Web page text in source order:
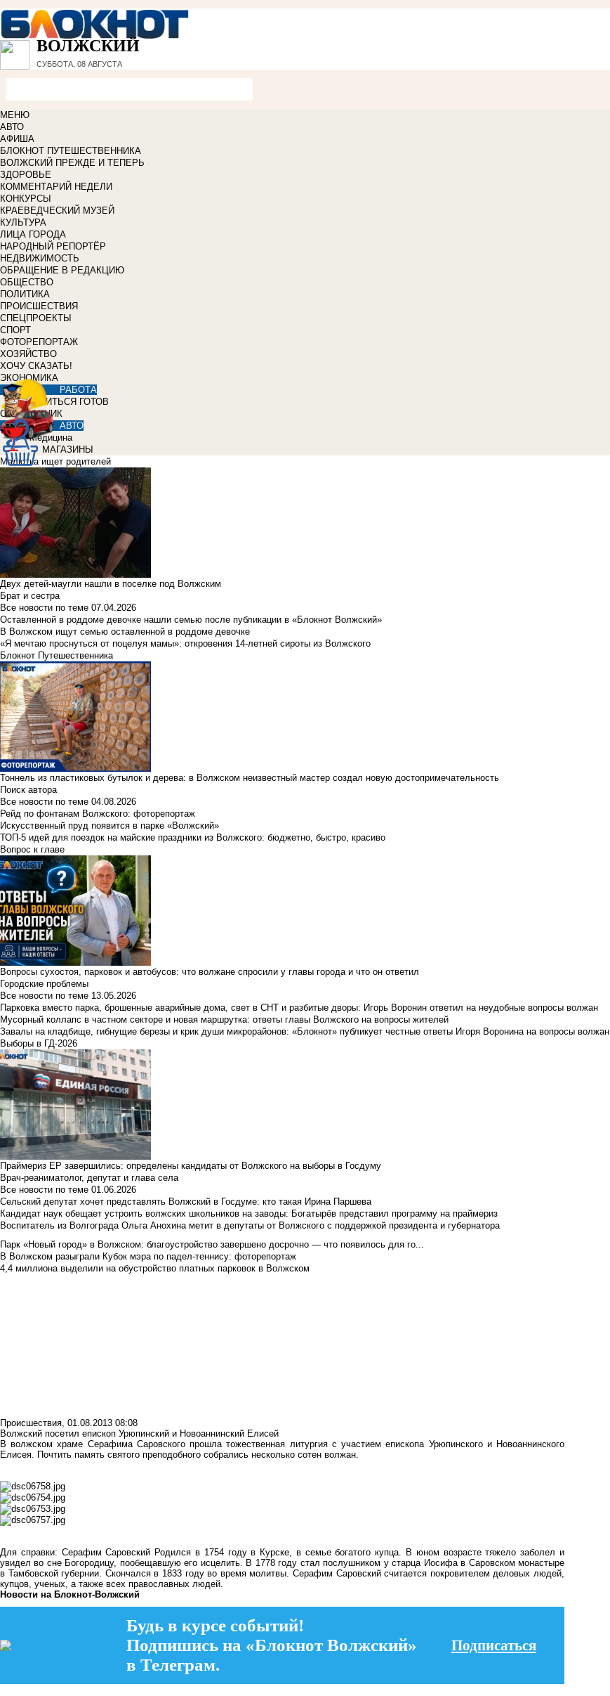
ВОЛЖСКИЙ
СУББОТА, 08 АВГУСТА
МЕНЮ
АВТО
АФИША
БЛОКНОТ ПУТЕШЕСТВЕННИКА
ВОЛЖСКИЙ ПРЕЖДЕ И ТЕПЕРЬ
ЗДОРОВЬЕ
КОММЕНТАРИЙ НЕДЕЛИ
КОНКУРСЫ
КРАЕВЕДЧЕСКИЙ МУЗЕЙ
КУЛЬТУРА
ЛИЦА ГОРОДА
НАРОДНЫЙ РЕПОРТЁР
НЕДВИЖИМОСТЬ
ОБРАЩЕНИЕ В РЕДАКЦИЮ
ОБЩЕСТВО
ПОЛИТИКА
ПРОИСШЕСТВИЯ
СПЕЦПРОЕКТЫ
СПОРТ
ФОТОРЕПОРТАЖ
ХОЗЯЙСТВО
ХОЧУ СКАЗАТЬ!
ЭКОНОМИКА
РАБОТА
УЧИТЬСЯ ГОТОВ
СПРАВОЧНИК
АВТО
Медицина
МАГАЗИНЫ
Малютка ищет родителей
Двух детей-маугли нашли в поселке под Волжским
Брат и сестра
Все новости по теме 07.04.2026
Оставленной в роддоме девочке нашли семью после публикации в «Блокнот Волжский»
В Волжском ищут семью оставленной в роддоме девочке
«Я мечтаю проснуться от поцелуя мамы»: откровения 14-летней сироты из Волжского
Блокнот Путешественника
Тоннель из пластиковых бутылок и дерева: в Волжском неизвестный мастер создал новую достопримечательность
Поиск автора
Все новости по теме 04.08.2026
Рейд по фонтанам Волжского: фоторепортаж
Искусственный пруд появится в парке «Волжский»
ТОП-5 идей для поездок на майские праздники из Волжского: бюджетно, быстро, красиво
Вопрос к главе
Вопросы сухостоя, парковок и автобусов: что волжане спросили у главы города и что он ответил
Городские проблемы
Все новости по теме 13.05.2026
Парковка вместо парка, брошенные аварийные дома, свет в СНТ и разбитые дворы: Игорь Воронин ответил на неудобные вопросы волжан
Мусорный коллапс в частном секторе и новая маршрутка: ответы главы Волжского на вопросы жителей
Завалы на кладбище, гибнущие березы и крик души микрорайонов: «Блокнот» публикует честные ответы Игоря Воронина на вопросы волжан
Выборы в ГД-2026
Праймериз ЕР завершились: определены кандидаты от Волжского на выборы в Госдуму
Врач-реаниматолог, депутат и глава села
Все новости по теме 01.06.2026
Сельский депутат хочет представлять Волжский в Госдуме: кто такая Ирина Паршева
Кандидат наук обещает устроить волжских школьников на заводы: Богатырёв представил программу на праймериз
Воспитатель из Волгограда Ольга Анохина метит в депутаты от Волжского с поддержкой президента и губернатора
Парк «Новый город» в Волжском: благоустройство завершено досрочно — что появилось для го...
В Волжском разыграли Кубок мэра по падел-теннису: фоторепортаж
4,4 миллиона выделили на обустройство платных парковок в Волжском
Происшествия, 01.08.2013 08:08
Волжский посетил епископ Урюпинский и Новоаннинский Елисей
В волжском храме Серафима Саровского прошла тожественная литургия с участием епископа Урюпинского и Новоаннинского
Елисея. Почтить память святого преподобного собрались несколько сотен волжан.
Для справки: Серафим Саровский Родился в 1754 году в Курске, в семье богатого купца. В юном возрасте тяжело заболел и
увидел во сне Богородицу, пообещавшую его исцелить. В 1778 году стал послушником у старца Иосифа в Саровском монастыре
в Тамбовской губернии. Скончался в 1833 году во время молитвы. Серафим Саровский считается покровителем деловых людей,
купцов, ученых, а также всех православных людей.
Новости на Блoкнoт-Волжский
Будь в курсе событий!
Подпишись на «Блокнот Волжский»
в Телеграм.
Подписаться